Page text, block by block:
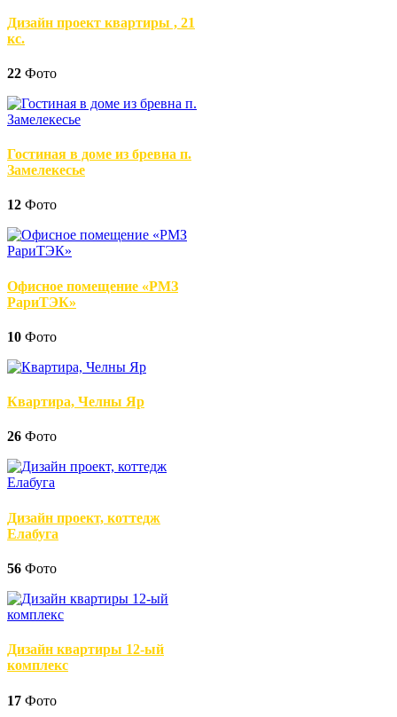
Дизайн проект квартиры , 21
кс.
22 Фото
Гостиная в доме из бревна п.
Замелекесье
12 Фото
Офисное помещение «РМЗ
РариТЭК»
10 Фото
Квартира, Челны Яр
26 Фото
Дизайн проект, коттедж
Елабуга
56 Фото
Дизайн квартиры 12-ый
комплекс
17 Фото